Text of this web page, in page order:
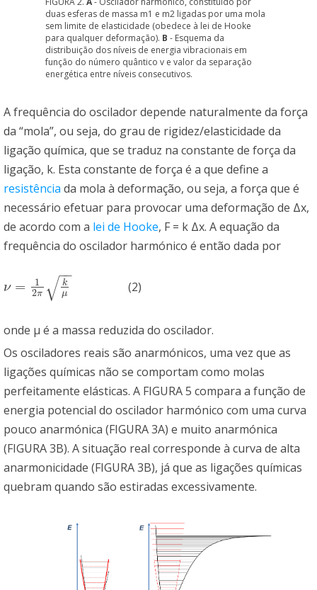
duas esferas de massa m1 e m2 ligadas por uma mola
sem limite de elasticidade (obedece à lei de Hooke
para qualquer deformação). B - Esquema da
distribuição dos níveis de energia vibracionais em
função do número quântico v e valor da separação
energética entre níveis consecutivos.
A frequência do oscilador depende naturalmente da força
da “mola”, ou seja, do grau de rigidez/elasticidade da
ligação química, que se traduz na constante de força da
ligação, k. Esta constante de força é a que define a
resistência da mola à deformação, ou seja, a força que é
necessário efetuar para provocar uma deformação de Δx,
de acordo com a lei de Hooke, F = k Δx. A equação da
frequência do oscilador harmónico é então dada por
ν =
1
2π
k
μ
−
−
√
ν=12 πkμ (2)
onde μ é a massa reduzida do oscilador.
Os osciladores reais são anarmónicos, uma vez que as
ligações químicas não se comportam como molas
perfeitamente elásticas. A FIGURA 5 compara a função de
energia potencial do oscilador harmónico com uma curva
pouco anarmónica (FIGURA 3A) e muito anarmónica
(FIGURA 3B). A situação real corresponde à curva de alta
anarmonicidade (FIGURA 3B), já que as ligações químicas
quebram quando são estiradas excessivamente.